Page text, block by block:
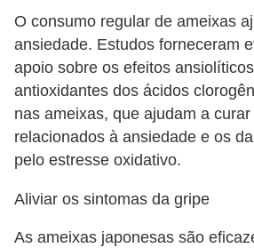
O consumo regular de ameixas
ansiedade. Estudos forneceram
apoio sobre os efeitos
antioxidantes dos ácidos
nas ameixas, que ajudam a
relacionados à ansiedade e os
pelo estresse oxidativo.
Aliviar os sintomas da gripe
As ameixas japonesas são